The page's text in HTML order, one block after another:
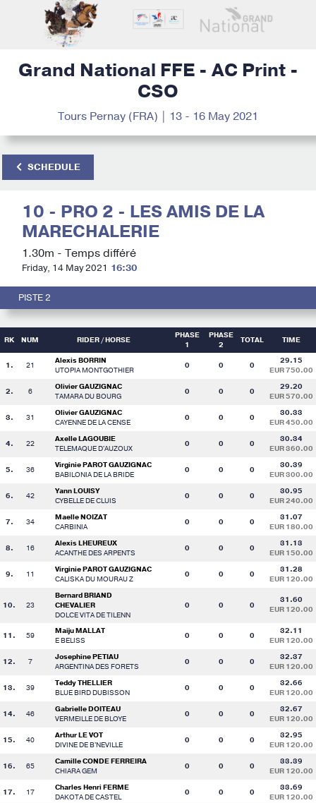
Grand National FFE - AC Print -
CSO
Tours Pernay (FRA) | 13 - 16 May 2021
SCHEDULE
10 - PRO 2 - LES AMIS DE LA
MARECHALERIE
1.30m - Temps différé
Friday, 14 May 2021 16:30
PISTE 2
RK NUM RIDER/ HORSE
PHASE
1
PHASE
2
TOTAL TIME
1. 21
Alexis BORRIN
UTOPIA MONTGOTHIER
0 0 0
29.15
EUR 750.00
2. 6
Olivier GAUZIGNAC
TAMARA DU BOURG
0 0 0
29.20
EUR 570.00
3. 31
Olivier GAUZIGNAC
CAYENNE DE LA CENSE
0 0 0
30.33
EUR 450.00
4. 22
Axelle LAGOUBIE
TELEMAQUE D'AUZOUX
0 0 0
30.34
EUR 360.00
5. 36
Virginie PAROT GAUZIGNAC
BABILONIA DE LA BRIDE
0 0 0
30.39
EUR 300.00
6. 42
Yann LOUISY
CYBELLE DE CLUIS
0 0 0
30.95
EUR 240.00
7. 34
Maelle NOIZAT
CARBINIA
0 0 0
31.07
EUR 180.00
8. 16
Alexis LHEUREUX
ACANTHE DES ARPENTS
0 0 0
31.13
EUR 150.00
9. 11
Virginie PAROT GAUZIGNAC
CALISKA DU MOURAU Z
0 0 0
31.28
EUR 120.00
10. 23
Bernard BRIAND
CHEVALIER
DOLCE VITA DE TILENN
0 0 0
31.60
EUR 120.00
11. 59
Maiju MALLAT
E BELISS
0 0 0
32.11
EUR 120.00
12. 7
Josephine PETIAU
ARGENTINA DES FORETS
0 0 0
32.37
EUR 120.00
13. 39
Teddy THELLIER
BLUE BIRD DUBISSON
0 0 0
32.66
EUR 120.00
14. 46
Gabrielle DOITEAU
VERMEILLE DE BLOYE
0 0 0
32.67
EUR 120.00
15. 40
Arthur LE VOT
DIVINE DE B'NEVILLE
0 0 0
32.95
EUR 120.00
16. 65
Camille CONDE FERREIRA
CHIARA GEM
0 0 0
33.39
EUR 120.00
17. 17
Charles Henri FERME
DAKOTA DE CASTEL
0 0 0
33.69
EUR 120.00